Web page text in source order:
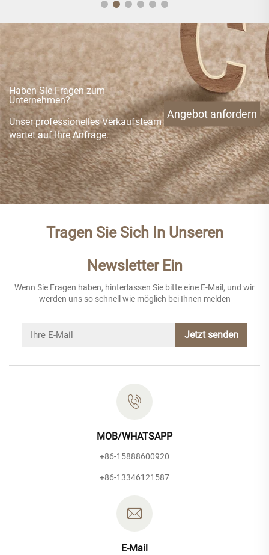
Haben Sie Fragen zum
Unternehmen?
Unser professionelles Verkaufsteam
wartet auf Ihre Anfrage.
Angebot anfordern
Tragen Sie Sich In Unseren
Newsletter Ein
Wenn Sie Fragen haben, hinterlassen Sie bitte eine E-Mail, und wir
werden uns so schnell wie möglich bei Ihnen melden
Jetzt senden
MOB/WHATSAPP
+86-15888600920
+86-13346121587
E-Mail